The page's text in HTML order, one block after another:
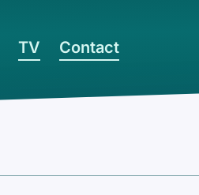
TV Contact